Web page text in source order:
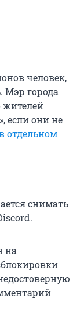
человек,
Мэр города
жителей
если они не
отдельном
снимать
на